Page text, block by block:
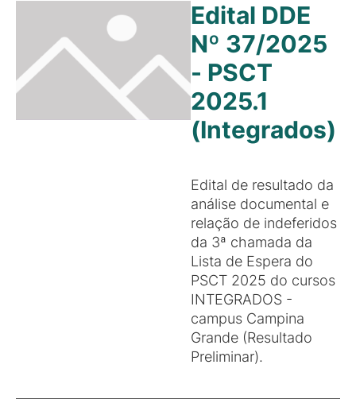
Edital DDE
Nº 37/2025
- PSCT
2025.1
(Integrados)
Edital de resultado da
análise documental e
relação de indeferidos
da 3ª chamada da
Lista de Espera do
PSCT 2025 do cursos
INTEGRADOS -
campus Campina
Grande (Resultado
Preliminar).